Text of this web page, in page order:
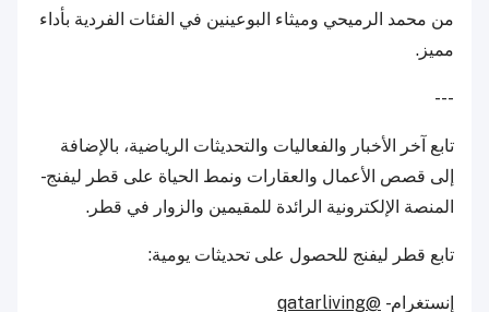
من محمد الرميحي وميثاء البوعينين في الفئات الفردية بأداء
مميز.
---
تابع آخر الأخبار والفعاليات والتحديثات الرياضية، بالإضافة
إلى قصص الأعمال والعقارات ونمط الحياة على قطر ليفنج -
المنصة الإلكترونية الرائدة للمقيمين والزوار في قطر.
تابع قطر ليفنج للحصول على تحديثات يومية:
إنستغرام - @qatarliving